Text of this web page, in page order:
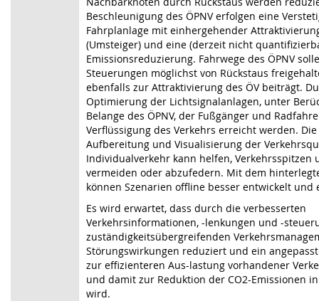
Beschleunigung des ÖPNV erfolgen eine
Fahrplanlage mit einhergehender
(Umsteiger) und eine (derzeit nicht
Emissionsreduzierung. Fahrwege des ÖPNV
Steuerungen möglichst von Rückstaus
ebenfalls zur Attraktivierung des ÖV beiträgt.
Optimierung der Lichtsignalanlagen, unter
Belange des ÖPNV, der Fußgänger und
Verflüssigung des Verkehrs erreicht werden.
Aufbereitung und Visualisierung der
Individualverkehr kann helfen, Verkehrsspitzen
vermeiden oder abzufedern. Mit dem
können Szenarien offline besser entwickelt und
Es wird erwartet, dass durch die verbesserten
Verkehrsinformationen, -lenkungen und -
zuständigkeitsübergreifenden
Störungswirkungen reduziert und ein
zur effizienteren Aus-lastung vorhandener
und damit zur Reduktion der CO2-Emissionen
wird.